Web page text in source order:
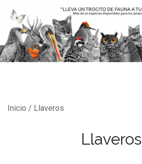
yo soy fauna
Un trocito de fauna en tu hogar
Inicio / Llaveros
Llaveros